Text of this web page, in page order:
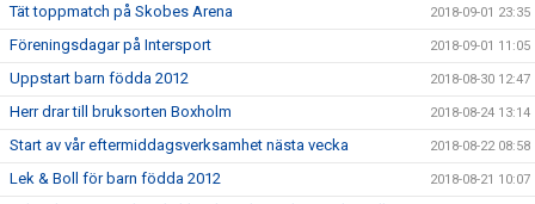
Tät toppmatch på Skobes Arena 2018-09-01 23:35
Föreningsdagar på Intersport 2018-09-01 11:05
Uppstart barn födda 2012 2018-08-30 12:47
Herr drar till bruksorten Boxholm 2018-08-24 13:14
Start av vår eftermiddagsverksamhet nästa vecka 2018-08-22 08:58
Lek & Boll för barn födda 2012 2018-08-21 10:07